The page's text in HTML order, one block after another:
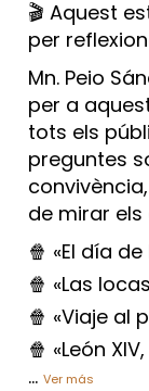
🎬 Aquest
per
Mn. Peio
per a
tots els
preguntes
de mirar els
🍿 «El día
🍿 «Las
🍿 «Viaje al
🍿 «León
... Ver más